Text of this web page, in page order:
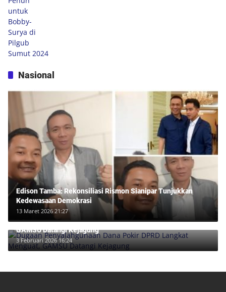
Nasional
Edison Tamba: Rekonsiliasi Rismon Sianipar Tunjukkan
Kedewasaan Demokrasi
13 Maret 2026 21:27
Dugaan Penyalahgunaan Dana Pokir DPRD Langkat Menguat,
GAMSU Datangi Kejagung
3 Februari 2026 16:24